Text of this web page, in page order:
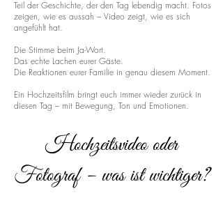
Teil der Geschichte, der den Tag lebendig macht. Fotos
zeigen, wie es aussah – Video zeigt, wie es sich
angefühlt hat.
Die Stimme beim Ja-Wort.
Das echte Lachen eurer Gäste.
Die Reaktionen eurer Familie in genau diesem Moment.
Ein Hochzeitsfilm bringt euch immer wieder zurück in
diesen Tag – mit Bewegung, Ton und Emotionen.
Hochzeitsvideo oder
Fotograf – was ist wichtiger?